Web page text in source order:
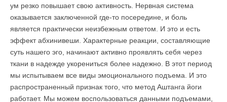
ум резко повышает свою активность. Нервная система
оказывается заключенной где-то посередине, и боль
является практически неизбежным ответом. И это и есть
эффект абхинивеши. Характерные реакции, составляющие
суть нашего эго, начинают активно проявлять себя через
ткани в надежде укорениться более надежно. В этот период
мы испытываем все виды эмоционального подъема. И это
распространенный признак того, что метод Аштанга йоги
работает. Мы можем воспользоваться данными подъемами,